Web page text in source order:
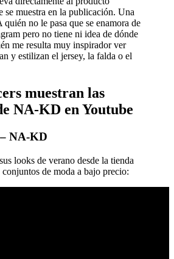
se muestra en la publicación. Una
quién no le pasa que se enamora de
pero no tiene ni idea de dónde
me resulta muy inspirador ver
y estilizan el jersey, la falda o el
muestran las
NA-KD en Youtube
NA-KD
looks de verano desde la tienda
de moda a bajo precio: